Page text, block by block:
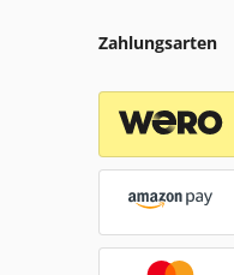
Zahlungsarten